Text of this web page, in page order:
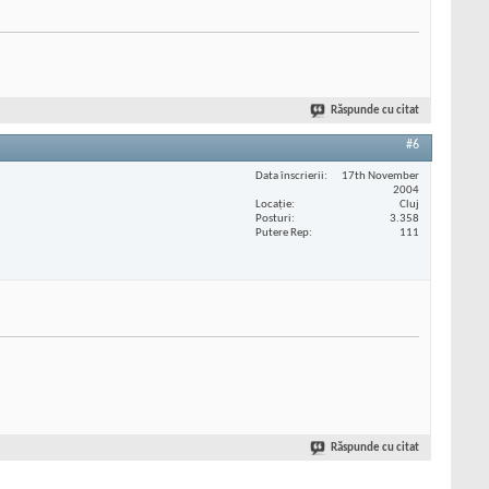
Răspunde cu citat
#6
Data înscrierii
17th November
2004
Locaţie
Cluj
Posturi
3.358
Putere Rep
111
Răspunde cu citat